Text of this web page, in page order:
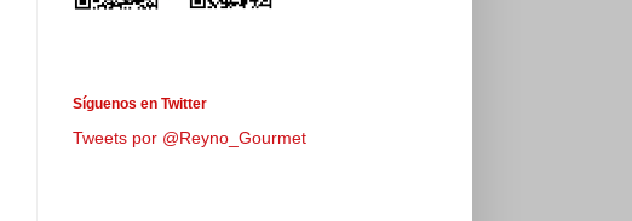
Síguenos en Twitter
Tweets por @Reyno_Gourmet